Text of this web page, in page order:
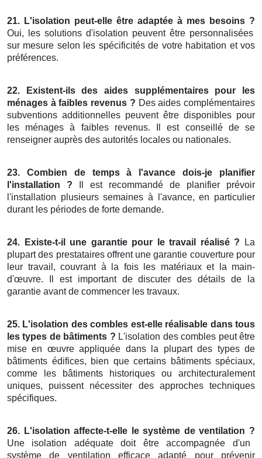
21. L'isolation peut-elle être adaptée à mes besoins ?
Oui, les solutions d'isolation peuvent être personnalisées
sur mesure selon les spécificités de votre habitation et vos
préférences.
22. Existent-ils des aides supplémentaires pour les
ménages à faibles revenus ? Des aides complémentaires
subventions additionnelles peuvent être disponibles pour
les ménages à faibles revenus. Il est conseillé de se
renseigner auprès des autorités locales ou nationales.
23. Combien de temps à l'avance dois-je planifier
l'installation ? Il est recommandé de planifier prévoir
l'installation plusieurs semaines à l'avance, en particulier
durant les périodes de forte demande.
24. Existe-t-il une garantie pour le travail réalisé ? La
plupart des prestataires offrent une garantie couverture pour
leur travail, couvrant à la fois les matériaux et la main-
d'œuvre. Il est important de discuter des détails de la
garantie avant de commencer les travaux.
25. L'isolation des combles est-elle réalisable dans tous
les types de bâtiments ? L'isolation des combles peut être
mise en œuvre appliquée dans la plupart des types de
bâtiments édifices, bien que certains bâtiments spéciaux,
comme les bâtiments historiques ou architecturalement
uniques, puissent nécessiter des approches techniques
spécifiques.
26. L'isolation affecte-t-elle le système de ventilation ?
Une isolation adéquate doit être accompagnée d'un
système de ventilation efficace adapté pour prévenir